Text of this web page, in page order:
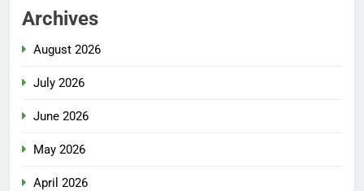
Archives
August 2026
July 2026
June 2026
May 2026
April 2026